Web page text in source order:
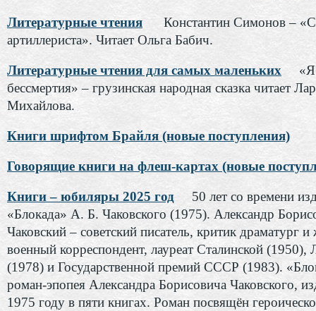
Литературные чтения
Константин Симонов –
артиллериста». Читает Ольга Бабич.
Литературные чтения для самых маленьких
бессмертия» – грузинская народная сказка читает
Михайлова.
Книги шрифтом Брайля (новые поступления)
Говорящие книги на флеш-картах (новые
Книги – юбиляры 2025 год
50 лет со времени
«Блокада» А. Б. Чаковского (1975). Александр
Чаковский – советский писатель, критик драматург и
военный корреспондент, лауреат Сталинской (1950),
(1978) и Государственной премий СССР (1983).
роман-эпопея Александра Борисовича Чаковского,
1975 году в пяти книгах. Роман посвящён